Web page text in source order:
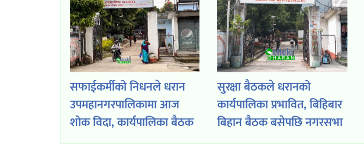
सफाईकर्मीको निधनले धरान
उपमहानगरपालिकामा आज
शोक विदा, कार्यपालिका बैठक
र नगरसभा पनि स्थगित
सुरक्षा बैठकले धरानको
कार्यपालिका प्रभावित, बिहिबार
बिहान बैठक बसेपछि नगरसभा
हुने